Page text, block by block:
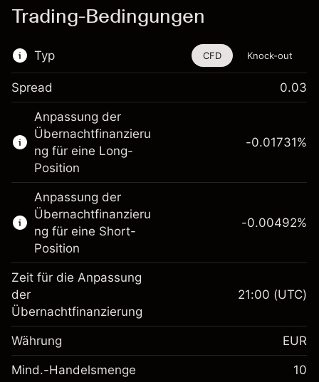
Trading-Bedingungen
Typ
Dieses Finanzinstrument steht für das Traden
über CFDs und Knock-outs zur Verfügung.
Erfahren Sie mehr über:
CFDs
Knock-outs
CFD Knock-out
Spread 0.03
Anpassung der
Übernachtfinanzieru
ng für eine Long-
Position
€1,000.00
Anpassung der
Übernachtfinanzierung
Gebühren aus
Positionswert
-0.017307
%
-0.01731%
Anpassung der
Übernachtfinanzieru
ng für eine Short-
Position
Margin. Ihre Investition
-0.00492%
Zeit für die Anpassung
der
Übernachtfinanzierung
21:00 (UTC)
Währung EUR
Mind.-Handelsmenge 10